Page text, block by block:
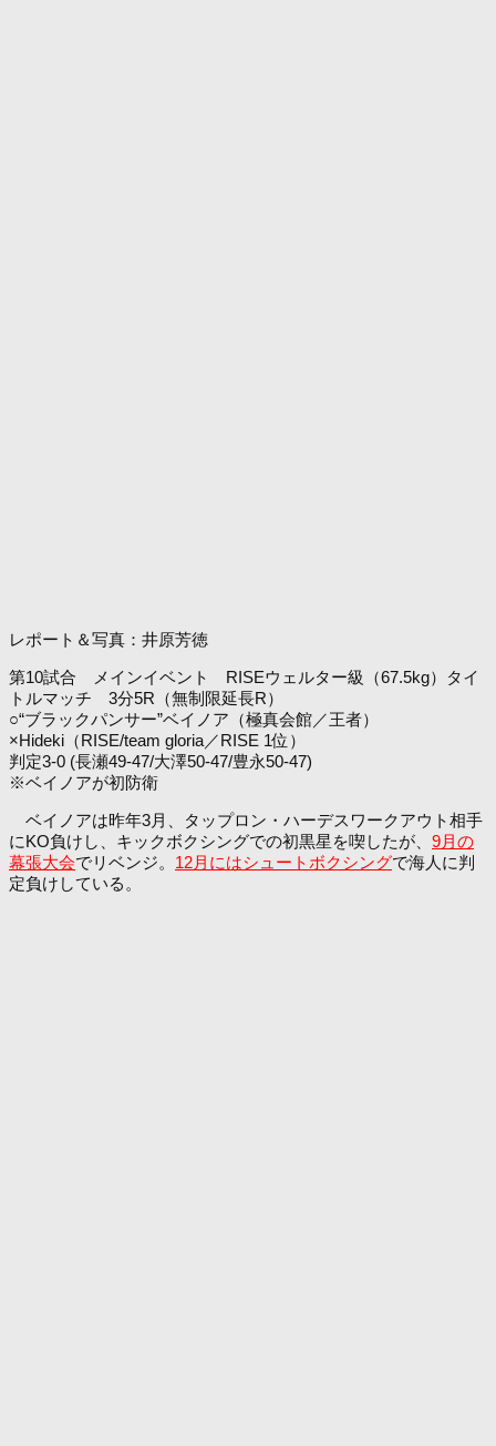
レポート＆写真：井原芳徳
第10試合 メインイベント RISEウェルター級（67.5kg）タイ
トルマッチ 3分5R（無制限延長R）
○“ブラックパンサー”ベイノア（極真会館／王者）
×Hideki（RISE/team gloria／RISE 1位）
判定3-0 (長瀬49-47/大澤50-47/豊永50-47)
※ベイノアが初防衛
ベイノアは昨年3月、タップロン・ハーデスワークアウト相手
にKO負けし、キックボクシングでの初黒星を喫したが、 9月の
幕張大会でリベンジ。 12月にはシュートボクシングで海人に判
定負けしている。